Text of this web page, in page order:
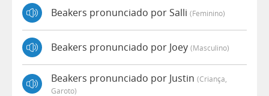
Beakers pronunciado por Salli (feminino)
Beakers pronunciado por Joey (masculino)
Beakers pronunciado por Justin (criança,
Garoto)